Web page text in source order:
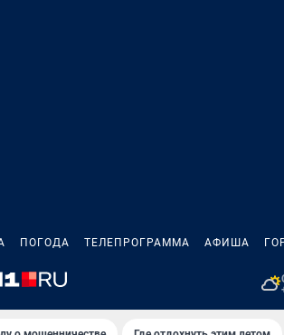
ПОГОДА ТЕЛЕПРОГРАММА АФИША